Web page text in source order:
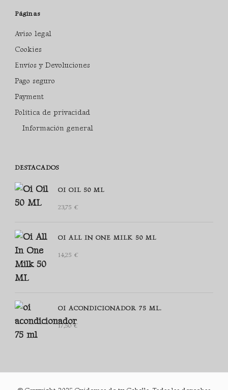
Páginas
Aviso legal
Cookies
Envíos y Devoluciones
Pago seguro
Payment
Política de privacidad
Información general
DESTACADOS
OI OIL 50 ML
23,75 €
OI ALL IN ONE MILK 50 ML
14,25 €
OI ACONDICIONADOR 75 ML.
17,50€